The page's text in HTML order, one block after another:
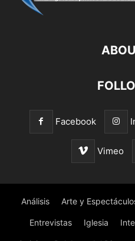
Facebook
Vimeo
Análisis Arte y
Entrevistas Iglesia